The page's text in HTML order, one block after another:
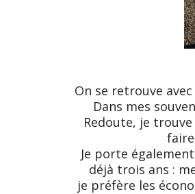
On se retrouve
Dans mes
Redoute, je
Je porte
déjà trois ans :
je préfère les